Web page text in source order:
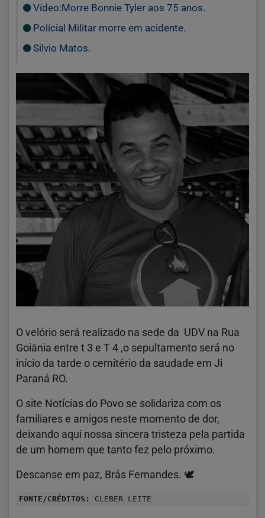
Vídeo:Morre Bonnie Tyler aos 75 anos.
Polícial Militar morre em acidente.
Silvio Matos.
O velório será realizado na sede da UDV na Rua
Goiânia entre t 3 e T 4 ,o sepultamento será no
início da tarde o cemitério da saudade em Ji
Paraná RO.
O site Notícias do Povo se solidariza com os
familiares e amigos neste momento de dor,
deixando aqui nossa sincera tristeza pela partida
de um homem que tanto fez pelo próximo.
Descanse em paz, Brás Fernandes. 🕊️
FONTE/CRÉDITOS: CLEBER LEITE